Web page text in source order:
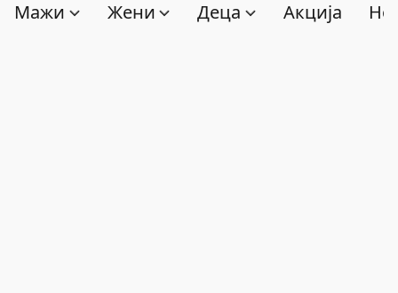
Мажи Жени Деца Акција